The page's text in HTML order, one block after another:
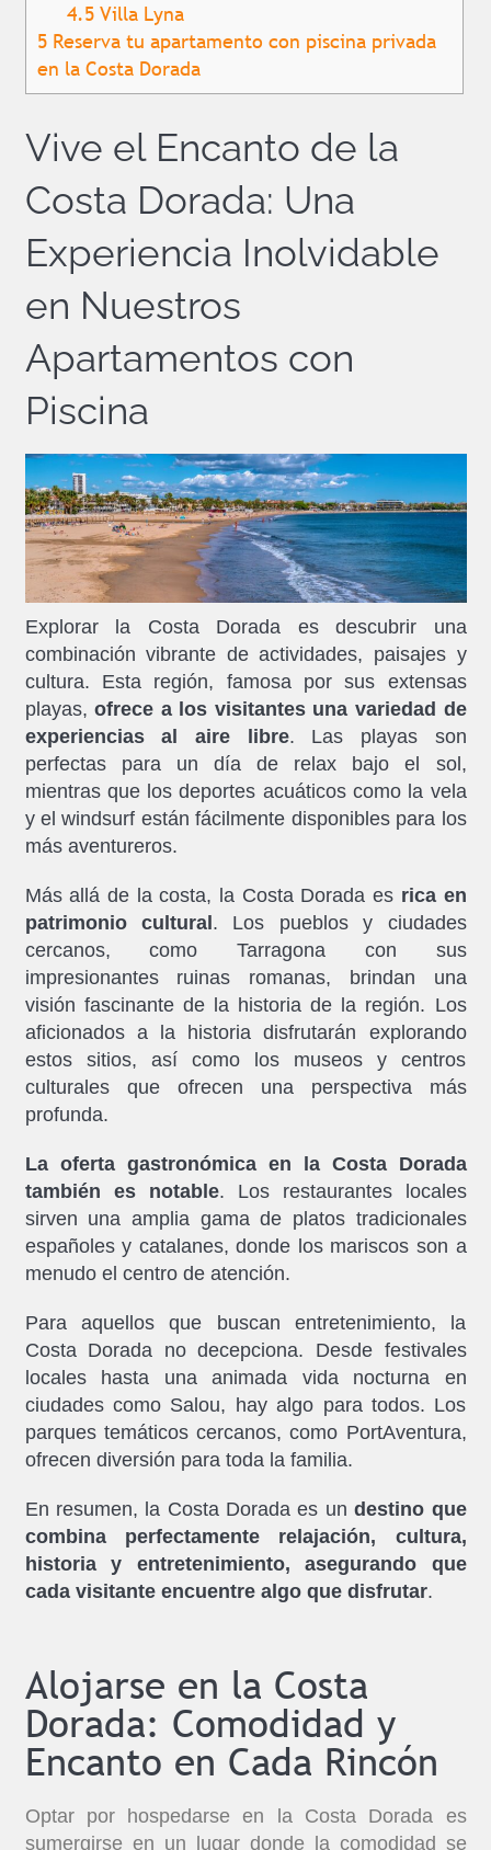
4.5Villa Lyna
5Reserva tu apartamento con piscina privada
en la Costa Dorada
Vive el Encanto de la
Costa Dorada: Una
Experiencia Inolvidable
en Nuestros
Apartamentos con
Piscina
Explorar la Costa Dorada es descubrir una
combinación vibrante de actividades, paisajes y
cultura. Esta región, famosa por sus extensas
playas,ofrece a los visitantes una variedad de
experiencias al aire libre. Las playas son
perfectas para un día de relax bajo el sol,
mientras que los deportes acuáticos como la vela
y el windsurf están fácilmente disponibles para los
más aventureros.
Más allá de la costa, la Costa Dorada es rica en
patrimonio cultural . Los pueblos y ciudades
cercanos, como Tarragona con sus
impresionantes ruinas romanas, brindan una
visión fascinante de la historia de la región. Los
aficionados a la historia disfrutarán explorando
estos sitios, así como los museos y centros
culturales que ofrecen una perspectiva más
profunda.
La oferta gastronómica en la Costa Dorada
también es notable. Los restaurantes locales
sirven una amplia gama de platos tradicionales
españoles y catalanes, donde los mariscos son a
menudo el centro de atención.
Para aquellos que buscan entretenimiento, la
Costa Dorada no decepciona. Desde festivales
locales hasta una animada vida nocturna en
ciudades como Salou, hay algo para todos. Los
parques temáticos cercanos, como PortAventura,
ofrecen diversión para toda la familia.
En resumen, la Costa Dorada es undestino que
combina perfectamente relajación, cultura,
historia y entretenimiento, asegurando que
cada visitante encuentre algo que disfrutar.
Alojarse en la Costa
Dorada: Comodidad y
Encanto en Cada Rincón
Optar por hospedarse en la Costa Dorada es
sumergirse en un lugar donde la comodidad se